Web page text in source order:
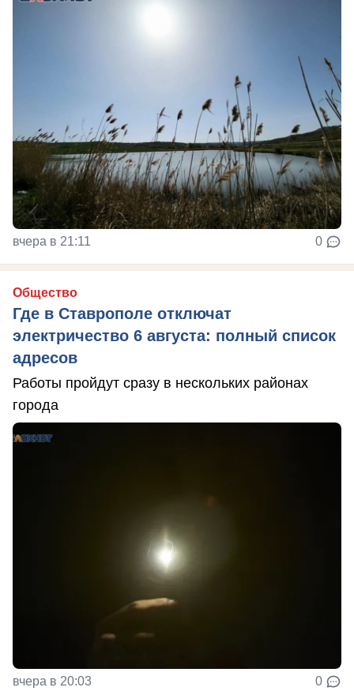
вчера в 21:11 0
Общество
Где в Ставрополе отключат
электричество 6 августа: полный список
адресов
Работы пройдут сразу в нескольких районах
города
вчера в 20:03 0